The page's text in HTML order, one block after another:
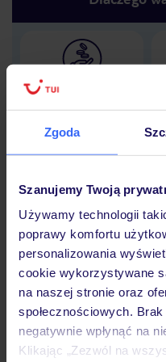
Zgoda
Szanujemy Twoją
Używamy technologii
poprawy komfortu
personalizowania
cookie wykorzystywane
na naszej stronie oraz
społecznościowych.
negatywnie wpłynąć na
Klikając „Zezwól na
Lider niskich cen
Hotel
Opinie
Pokoje